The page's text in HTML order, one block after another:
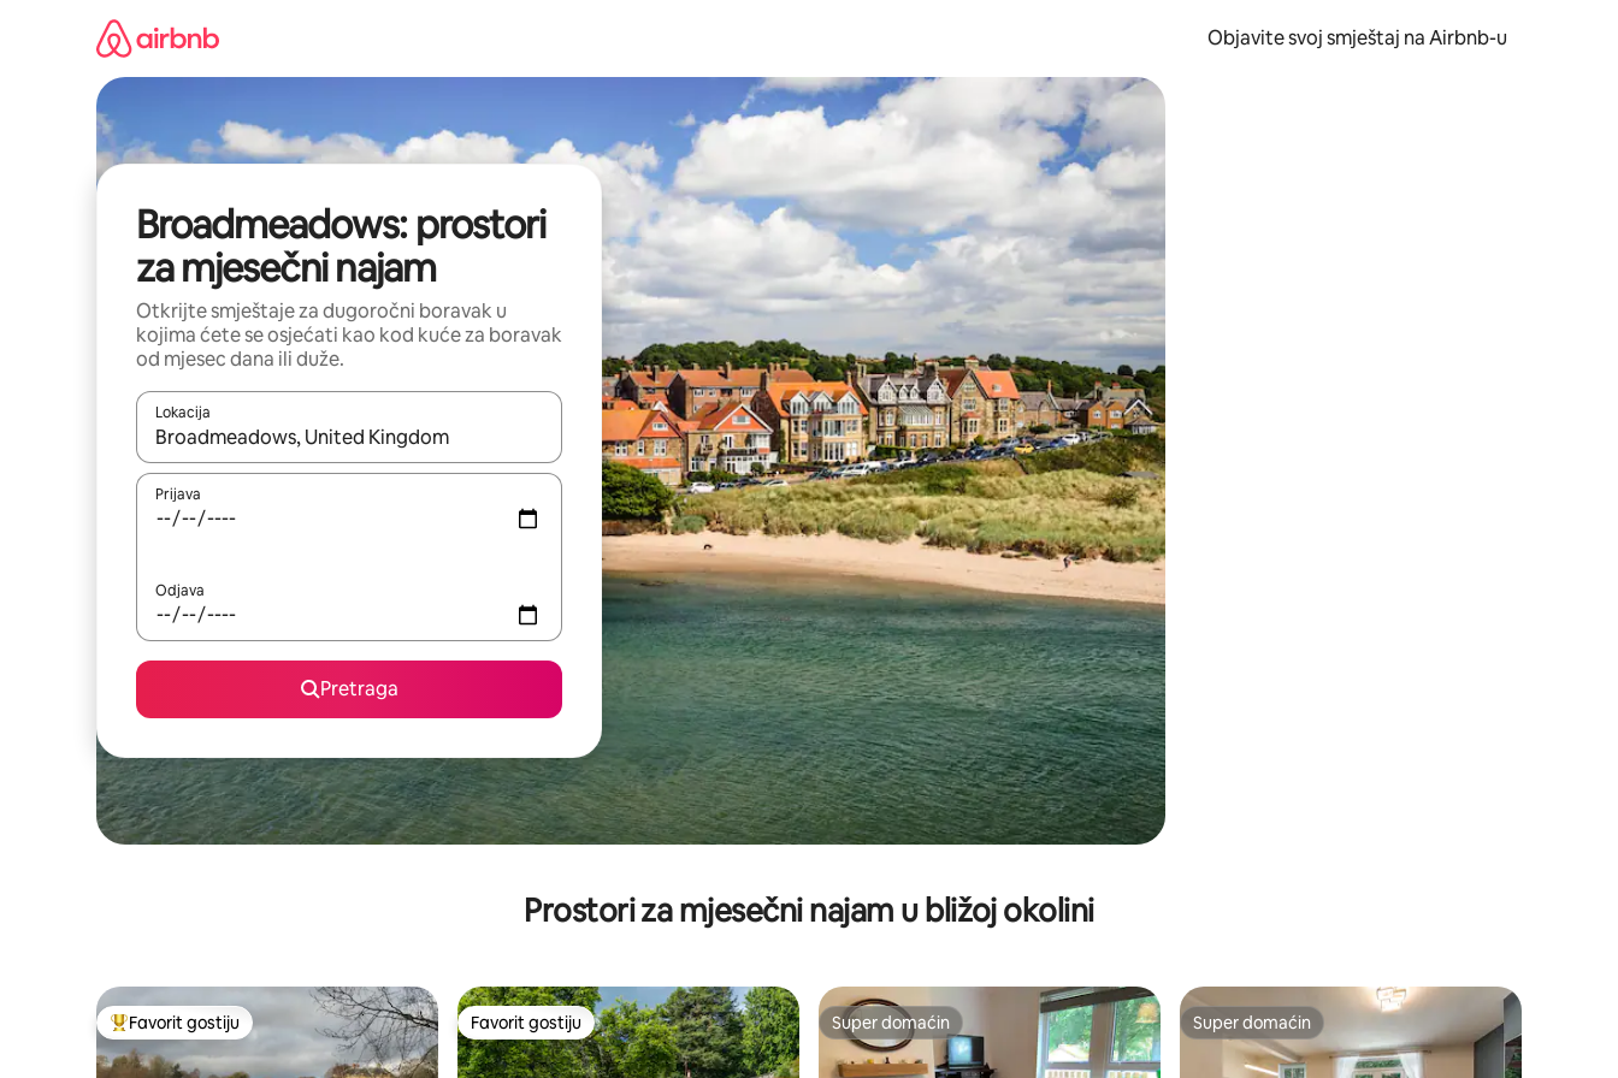
Objavite svoj smještaj na Airbnb-u
Broadmeadows: prostori
za mjesečni najam
Otkrijte smještaje za dugoročni boravak u
kojima ćete se osjećati kao kod kuće za boravak
od mjesec dana ili duže.
Lokacija
Kad su rezultati dostupni, možete da se krećete kroz njih pomoću strelica nagore i nadolje, kao i da ih istražujte dodirom ili prevlačenjem.
Prijava
Odjava
Pretraga
Prostori za mjesečni najam u bližoj okolini
Glavni favorit gostiju
Favorit gostiju Favorit gostiju
Favorit gostiju Super domaćin
Super domaćin Super domaćin
Super domaćin